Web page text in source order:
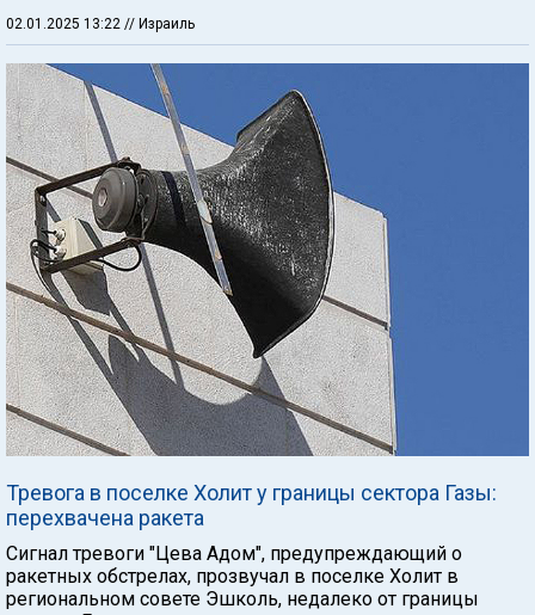
02.01.2025 13:22 // Израиль
Тревога в поселке Холит у границы сектора Газы:
перехвачена ракета
Сигнал тревоги "Цева Адом", предупреждающий о
ракетных обстрелах, прозвучал в поселке Холит в
региональном совете Эшколь, недалеко от границы